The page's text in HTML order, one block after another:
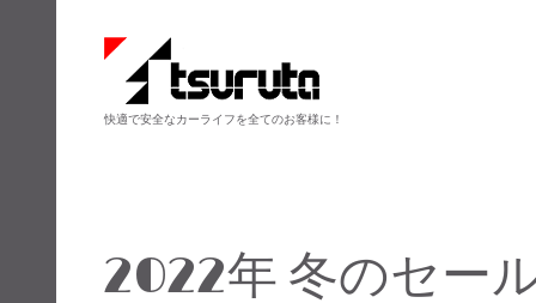
快適で安全なカーライフを全てのお客様に！
2022年 冬のセー